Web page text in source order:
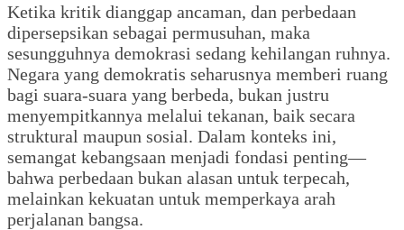
Ketika kritik dianggap ancaman, dan perbedaan
dipersepsikan sebagai permusuhan, maka
sesungguhnya demokrasi sedang kehilangan ruhnya.
Negara yang demokratis seharusnya memberi ruang
bagi suara-suara yang berbeda, bukan justru
menyempitkannya melalui tekanan, baik secara
struktural maupun sosial. Dalam konteks ini,
semangat kebangsaan menjadi fondasi penting—
bahwa perbedaan bukan alasan untuk terpecah,
melainkan kekuatan untuk memperkaya arah
perjalanan bangsa.